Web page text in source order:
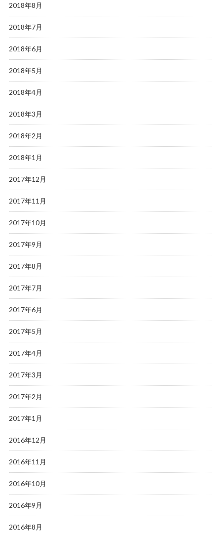
2018年8月
2018年7月
2018年6月
2018年5月
2018年4月
2018年3月
2018年2月
2018年1月
2017年12月
2017年11月
2017年10月
2017年9月
2017年8月
2017年7月
2017年6月
2017年5月
2017年4月
2017年3月
2017年2月
2017年1月
2016年12月
2016年11月
2016年10月
2016年9月
2016年8月